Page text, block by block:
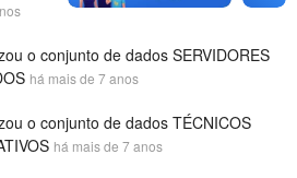
o conjunto de dados SERVIDORES
há mais de 7 anos
o conjunto de dados TÉCNICOS
há mais de 7 anos